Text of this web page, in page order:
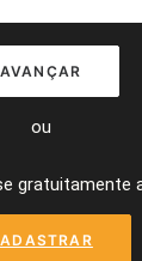
AVANÇAR
ou
gratuitamente